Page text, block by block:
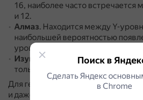
16, наиболее часто встречается
и 12.
Алмаз. Находится между Y-
наибольшей вероятностью
уровнями 5 и 12.
Изумруд
Находится между Y-
только в горном биоме и
Для генерации некоторых
и даже измерение.
Поиск в
Сделать Яндекс
в Сhrome